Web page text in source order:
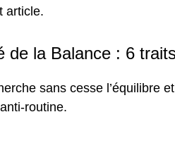
article.
de la Balance : 6
sans cesse l’équilibre
routine.